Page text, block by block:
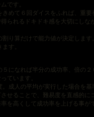
です。
めて６回ダイスをふれば、重要
られるドキドキ感を大切にしな
り算だけで能力値が決定します。
す。
になれば半分の成功率、倍の２
ています。
成人の平均が実行した場合を基
せることで、難易度を直感的に
を高くして成功率を上げる事が